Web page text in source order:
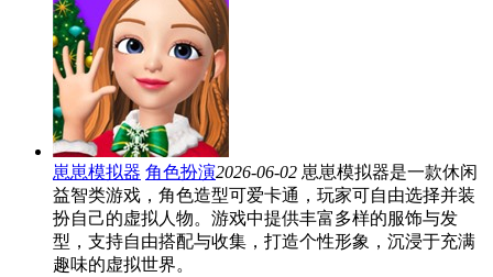
崽崽模拟器 角色扮演2026-06-02 崽崽模拟器是一款休闲
益智类游戏，角色造型可爱卡通，玩家可自由选择并装
扮自己的虚拟人物。游戏中提供丰富多样的服饰与发
型，支持自由搭配与收集，打造个性形象，沉浸于充满
趣味的虚拟世界。